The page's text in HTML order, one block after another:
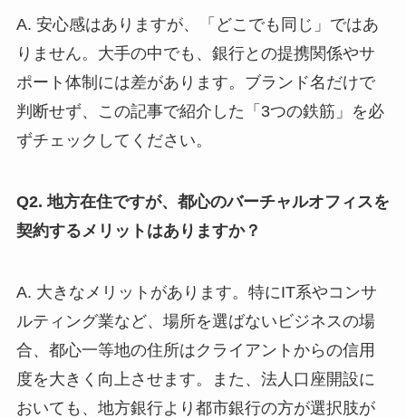
A. 安心感はありますが、「どこでも同じ」ではあ
りません。大手の中でも、銀行との提携関係やサ
ポート体制には差があります。ブランド名だけで
判断せず、この記事で紹介した「3つの鉄筋」を必
ずチェックしてください。
Q2. 地方在住ですが、都心のバーチャルオフィスを
契約するメリットはありますか？
A. 大きなメリットがあります。特にIT系やコンサ
ルティング業など、場所を選ばないビジネスの場
合、都心一等地の住所はクライアントからの信用
度を大きく向上させます。また、法人口座開設に
おいても、地方銀行より都市銀行の方が選択肢が